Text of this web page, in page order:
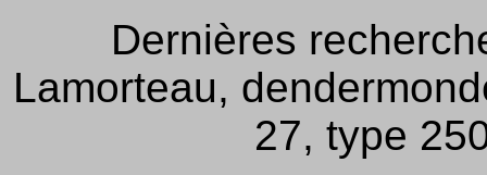
Dernières
Lamorteau,
27, type